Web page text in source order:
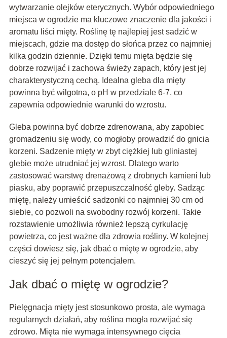
wytwarzanie olejków eterycznych. Wybór odpowiedniego
miejsca w ogrodzie ma kluczowe znaczenie dla jakości i
aromatu liści mięty. Roślinę tę najlepiej jest sadzić w
miejscach, gdzie ma dostęp do słońca przez co najmniej
kilka godzin dziennie. Dzięki temu mięta będzie się
dobrze rozwijać i zachowa świeży zapach, który jest jej
charakterystyczną cechą. Idealna gleba dla mięty
powinna być wilgotna, o pH w przedziale 6-7, co
zapewnia odpowiednie warunki do wzrostu.
Gleba powinna być dobrze zdrenowana, aby zapobiec
gromadzeniu się wody, co mogłoby prowadzić do gnicia
korzeni. Sadzenie mięty w zbyt ciężkiej lub gliniastej
glebie może utrudniać jej wzrost. Dlatego warto
zastosować warstwę drenażową z drobnych kamieni lub
piasku, aby poprawić przepuszczalność gleby. Sadząc
miętę, należy umieścić sadzonki co najmniej 30 cm od
siebie, co pozwoli na swobodny rozwój korzeni. Takie
rozstawienie umożliwia również lepszą cyrkulację
powietrza, co jest ważne dla zdrowia rośliny. W kolejnej
części dowiesz się, jak dbać o miętę w ogrodzie, aby
cieszyć się jej pełnym potencjałem.
Jak dbać o miętę w ogrodzie?
Pielęgnacja mięty jest stosunkowo prosta, ale wymaga
regularnych działań, aby roślina mogła rozwijać się
zdrowo. Mięta nie wymaga intensywnego cięcia